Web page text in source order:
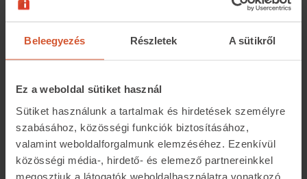
Beleegyezés Részletek A sütikről
Ez a weboldal sütiket használ
Sütiket használunk a tartalmak és hirdetések személyre
szabásához, közösségi funkciók biztosításához,
valamint weboldalforgalmunk elemzéséhez. Ezenkívül
közösségi média-, hirdető- és elemező partnereinkkel
megosztjuk a látogatók weboldalhasználatra vonatkozó
Tipp: Több pontot érhetsz el, ha mindegyik